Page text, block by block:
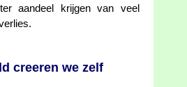
aandeel krijgen van veel
creeren we zelf